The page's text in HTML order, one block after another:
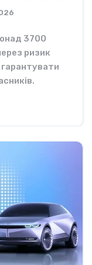
3700
ризик